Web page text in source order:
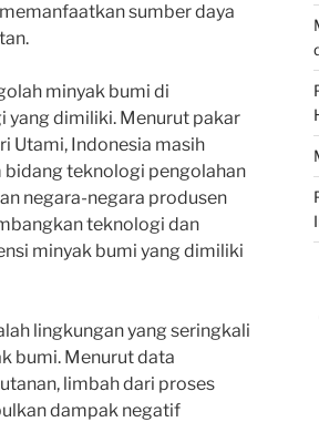
sumber daya
minyak bumi di
yang dimiliki. Menurut pakar
Utami, Indonesia masih
teknologi pengolahan
negara-negara produsen
teknologi dan
minyak bumi yang dimiliki
lingkungan yang seringkali
bumi. Menurut data
limbah dari proses
dampak negatif